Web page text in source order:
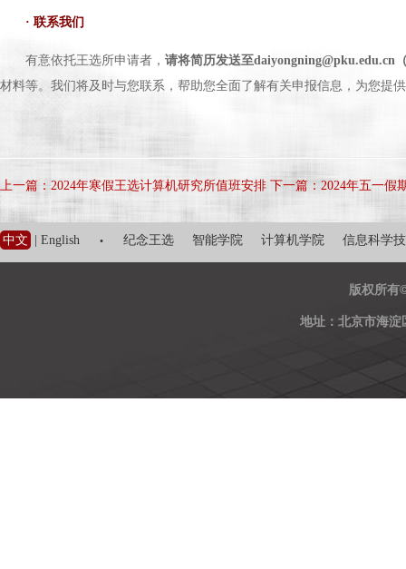
· 联系我们
有意依托王选所申请者， 请将简历发送至daiyongning@pku.edu.cn
材料等。我们将及时与您联系，帮助您全面了解有关申报信息，为您提
上一篇：2024年寒假王选计算机研究所值班安排 下一篇：2024年五一假
中文 English · 纪念王选 智能学院 计算机学院 信息科学
版权所有
地址：北京市海